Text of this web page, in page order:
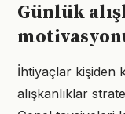
Günlük
İhtiyaçlar kişiden
alışkanlıklar